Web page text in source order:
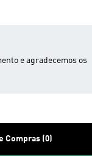
e agradecemos os
Compras (0)